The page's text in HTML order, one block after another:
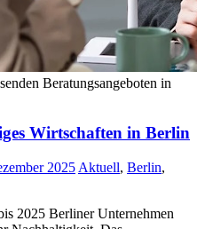
Beratungsangeboten in
Wirtschaften in Berlin
2025 Aktuell, Berlin,
2025 Berliner Unternehmen